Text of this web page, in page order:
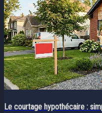
Le courtage hypothécaire :